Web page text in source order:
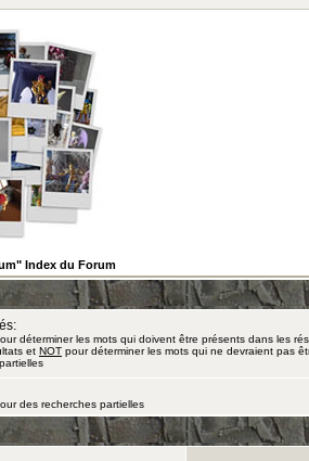
Index du Forum
déterminer les mots qui doivent être présents dans les
et NOT pour déterminer les mots qui ne devraient pas
des recherches partielles